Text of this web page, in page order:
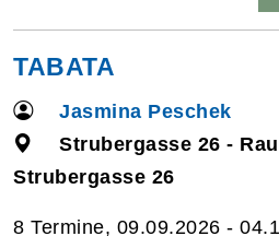
TABATA
Jasmina Peschek
Strubergasse 26 -
Strubergasse 26
8 Termine, 09.09.2026 -